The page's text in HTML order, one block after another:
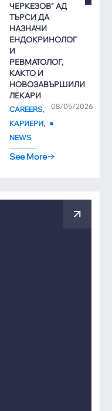
ЧЕРКЕЗОВ" АД
ТЪРСИ ДА
НАЗНАЧИ
ЕНДОКРИНОЛОГ
И
РЕВМАТОЛОГ,
КАКТО И
НОВОЗАВЪРШИЛИ
ЛЕКАРИ
08/05/2026
CAREERS,
КАРИЕРИ,
NEWS
See More